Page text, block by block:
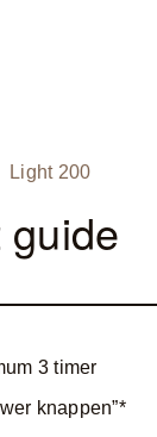
Light 200
3 timer
knappen”*